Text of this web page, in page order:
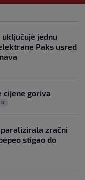
"Nećete ih
trgovinama"
uključuje jednu
Paks usred
cijene goriva
0
zračni
stigao do